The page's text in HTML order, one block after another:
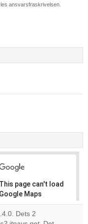
ansvarsfraskrivelsen.
This page can't load
Google Maps
Dets 2